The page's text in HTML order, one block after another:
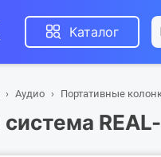
Каталог
Аудио Портативные